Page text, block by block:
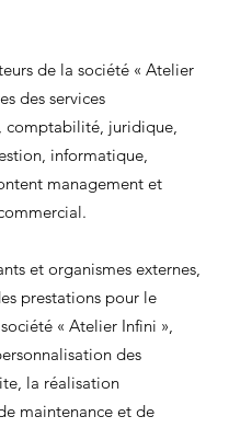
de la société « Atelier
des services
comptabilité, juridique,
informatique,
management et
et organismes externes,
prestations pour le
« Atelier Infini »,
des
la réalisation
maintenance et de